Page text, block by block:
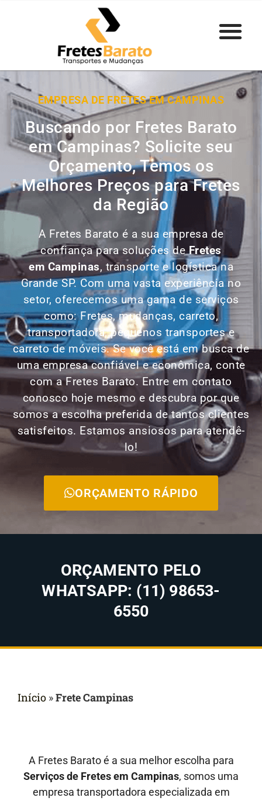
EMPRESA DE FRETES EM CAMPINAS
Buscando por Fretes Barato
em Campinas? Solicite seu
Orçamento, Temos os
Melhores Preços para Fretes
da Região
A Fretes Barato é a sua empresa de
confiança para soluções deFretes
em Campinas, transporte e logística na
Grande SP. Com uma vasta experiência no
setor, oferecemos uma gama de serviços
como: Fretes, mudanças, carreto,
transportadora, pequenos transportes e
carreto de móveis. Se você está em busca de
uma empresa confiável e econômica, conte
com a Fretes Barato. Entre em contato
conosco hoje mesmo e descubra por que
somos a escolha preferida de tantos clientes
satisfeitos. Estamos ansiosos para atendê-
lo!
ORÇAMENTO RÁPIDO
ORÇAMENTO PELO
WHATSAPP: (11) 98653-
6550
Início »Frete Campinas
A Fretes Barato é a sua melhor escolha para
Serviços de Fretes em Campinas, somos uma
empresa transportadora especializada em